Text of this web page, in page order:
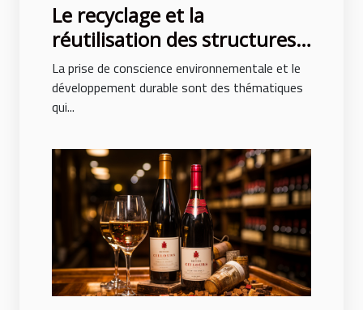
Le recyclage et la
réutilisation des structures
gonflables après des
événements
La prise de conscience environnementale et le
développement durable sont des thématiques
qui...